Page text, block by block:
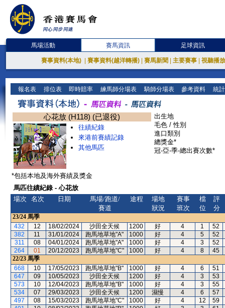
馬場活動 賽馬資訊 足球資訊
賽事資料(本地) 賽事資料(越洋轉播) 賽馬新聞 主要賽事 視聽播
報名表 排位表 即時賠率 練馬師分場表 騎師分場表 參考資料 統
心花放 (H118) (已退役)
往績紀錄
來港前賽績記錄
其他馬匹
出生地
毛色 / 性別
進口類別
總獎金*
冠-亞-季-總出賽次數*
*包括本地及海外賽績及獎金
馬匹往績紀錄 - 心花放
場次
名次 日期
馬場/跑道/
賽道
途程
場地
狀況
賽事
班次
檔
位
評
分
23/24 馬季
432
12 18/02/2024 沙田全天候 1200 好 4 1
52
382
11 31/01/2024 跑馬地草地"A" 1000 好 4 5
52
311
08 04/01/2024 跑馬地草地"A" 1000 好 4 3
52
264
01 20/12/2023 跑馬地草地"C" 1000 好 4 8
45
22/23 馬季
668
10 17/05/2023 跑馬地草地"B" 1000 好 4 6
51
647
09 10/05/2023 沙田全天候 1200 好 4 3
53
573
10 12/04/2023 跑馬地草地"B" 1000 好 4 3
55
534
07 29/03/2023 沙田全天候 1200 濕慢 4 6
57
497
08 15/03/2023 跑馬地草地"C" 1000 好 4 12
59